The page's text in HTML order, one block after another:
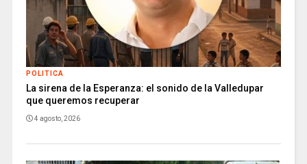
POLITICA
La sirena de la Esperanza: el sonido de la Valledupar
que queremos recuperar
4 agosto, 2026